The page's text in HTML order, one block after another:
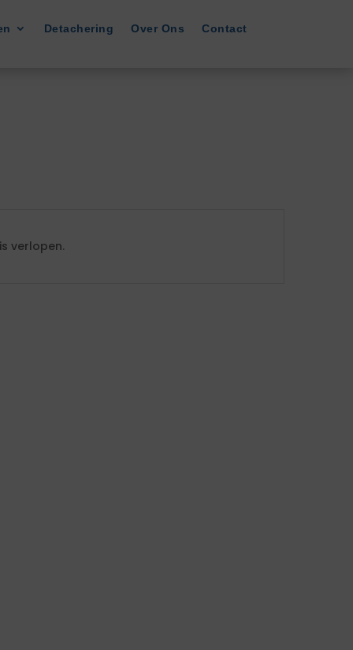
Detachering Over Ons Contact
verlopen.